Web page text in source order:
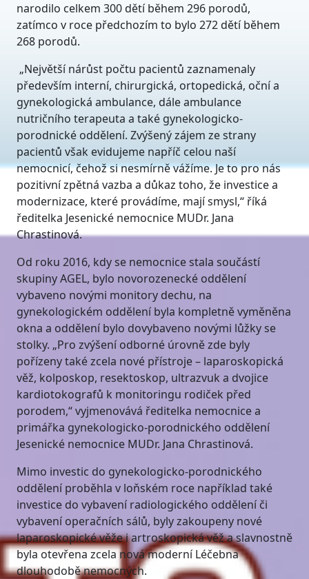
narodilo celkem 300 dětí během 296 porodů,
zatímco v roce předchozím to bylo 272 dětí během
268 porodů.
„Největší nárůst počtu pacientů zaznamenaly
především interní, chirurgická, ortopedická, oční a
gynekologická ambulance, dále ambulance
nutričního terapeuta a také gynekologicko-
porodnické oddělení. Zvýšený zájem ze strany
pacientů však evidujeme napříč celou naší
nemocnicí, čehož si nesmírně vážíme. Je to pro nás
pozitivní zpětná vazba a důkaz toho, že investice a
modernizace, které provádíme, mají smysl,“ říká
ředitelka Jesenické nemocnice MUDr. Jana
Chrastinová.
Od roku 2016, kdy se nemocnice stala součástí
skupiny AGEL, bylo novorozenecké oddělení
vybaveno novými monitory dechu, na
gynekologickém oddělení byla kompletně vyměněna
okna a oddělení bylo dovybaveno novými lůžky se
stolky. „Pro zvýšení odborné úrovně zde byly
pořízeny také zcela nové přístroje – laparoskopická
věž, kolposkop, resektoskop, ultrazvuk a dvojice
kardiotokografů k monitoringu rodiček před
porodem,“ vyjmenovává ředitelka nemocnice a
primářka gynekologicko-porodnického oddělení
Jesenické nemocnice MUDr. Jana Chrastinová.
Mimo investic do gynekologicko-porodnického
oddělení proběhla v loňském roce například také
investice do vybavení radiologického oddělení či
vybavení operačních sálů, byly zakoupeny nové
laparoskopické věže i artroskopická věž a slavnostně
byla otevřena zcela nová moderní Léčebna
dlouhodobě nemocných.